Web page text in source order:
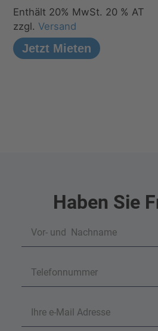
Enthält 20% MwSt. 20 % AT
zzgl.Versand
Jetzt Mieten
Haben Sie